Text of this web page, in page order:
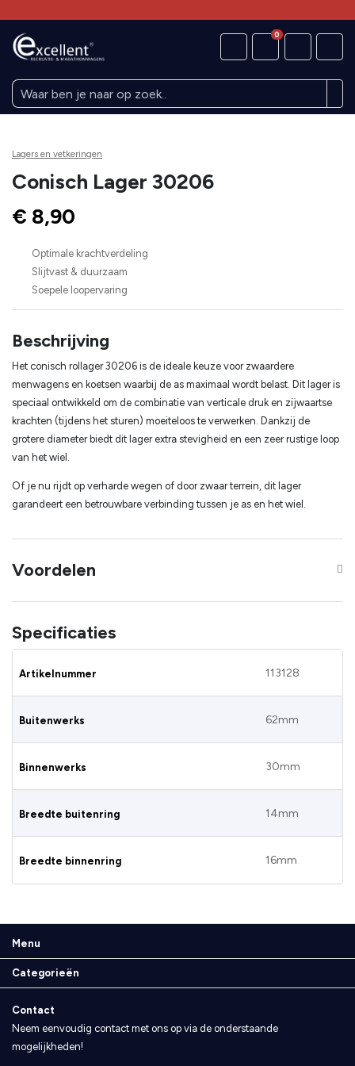
0
Lagers en vetkeringen
Conisch Lager 30206
Optimale krachtverdeling
Slijtvast & duurzaam
Soepele loopervaring
€ 8,90
Beschrijving
Het conisch rollager 30206 is de ideale keuze voor zwaardere
menwagens en koetsen waarbij de as maximaal wordt belast. Dit lager is
speciaal ontwikkeld om de combinatie van verticale druk en zijwaartse
krachten (tijdens het sturen) moeiteloos te verwerken. Dankzij de
grotere diameter biedt dit lager extra stevigheid en een zeer rustige loop
van het wiel.
Of je nu rijdt op verharde wegen of door zwaar terrein, dit lager
garandeert een betrouwbare verbinding tussen je as en het wiel.
Voordelen
Specificaties
Artikelnummer 113128
Buitenwerks 62mm
Binnenwerks 30mm
Breedte buitenring 14mm
Breedte binnenring 16mm
Menu
Categorieën
Contact
Neem eenvoudig contact met ons op via de onderstaande
mogelijkheden!